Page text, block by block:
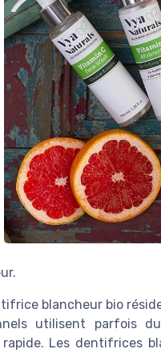
blancheur bio
utilisent parfois
Les dentifrices